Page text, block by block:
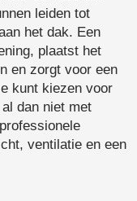
leiden tot
het dak. Een
plaatst het
en zorgt voor een
kunt kiezen voor
dan niet met
ventilatie en een